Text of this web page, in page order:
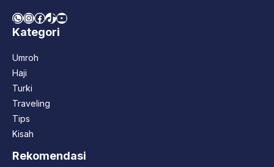
WhatsApp
Instagram
Facebook
TikTok
YouTube
Kategori
Umroh
Haji
Turki
Traveling
Tips
Kisah
Rekomendasi